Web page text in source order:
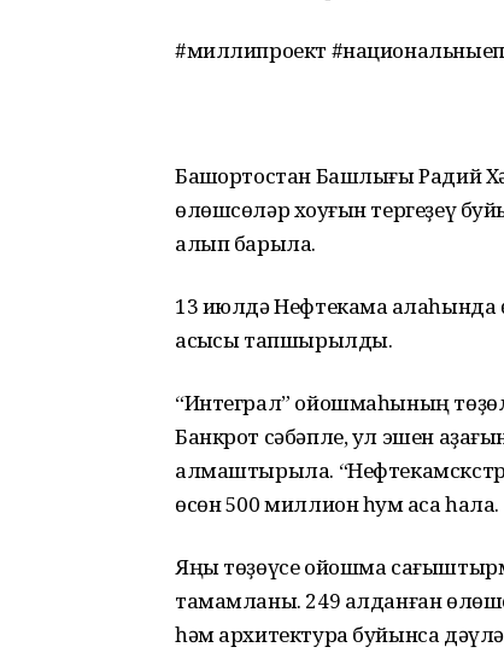
#миллипроект
Башҡортостан Башлығы Радий
өлөшсөләр хоҡуғын тергеҙеү
алып барыла.
13 июлдә Нефтекама
асҡысы тапшырылды.
“Интеграл” ойошмаһының
Банкрот сәбәпле, ул эшен
алмаштырыла.
өсөн 500 миллион һум аҡса һала.
Яңы төҙөүсе ойошма
тамамланы. 249 алданған
һәм архитектура буйынса